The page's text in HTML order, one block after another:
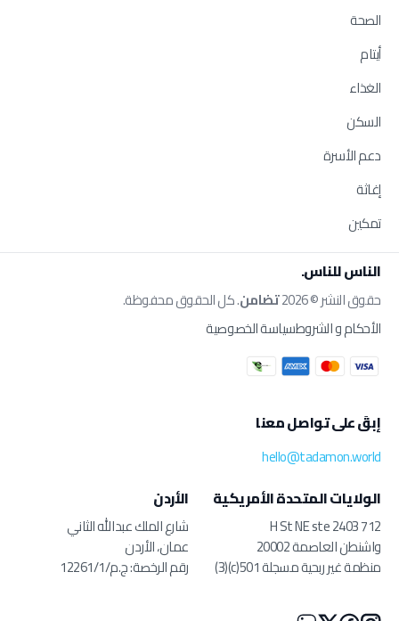
الصحة
أيتام
الغذاء
السكن
دعم الأسرة
إغاثة
تمكين
الناس للناس.
حقوق النشر © 2026 تضامن. كل الحقوق محفوظة.
الأحكام و الشروطسياسة الخصوصية
إبقَ على تواصل معنا
hello@tadamon.world
الولايات المتحدة الأمريكية
712 H St NE ste 2403
واشنطن العاصمة 20002
منظمة غير ربحية مسجلة 501(c)(3)
الأردن
شارع الملك عبدالله الثاني
عمان، الأردن
رقم الرخصة: ج.م/12261/1